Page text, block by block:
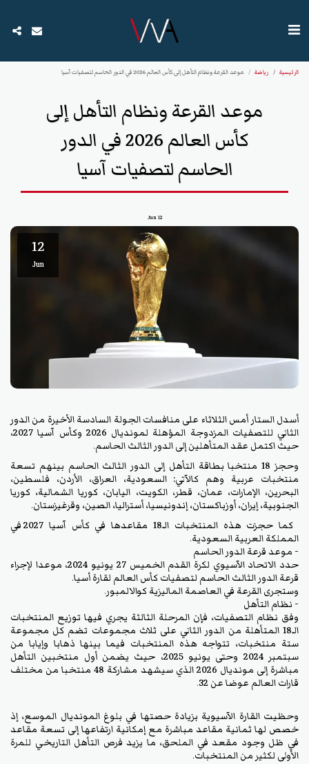
الرئيسية رياضة موعد القرعة ونظام التأهل إلى كأس العالم 2026 في الدور الحاسم لتصفيات آسيا
موعد القرعة ونظام التأهل إلى
كأس العالم 2026 في الدور
الحاسم لتصفيات آسيا
12
Jun
12
Jun
أسدل الستار أمس الثلاثاء على منافسات الجولة السادسة الأخيرة من الدور
الثاني للتصفيات المزدوجة المؤهلة لمونديال 2026 وكأس آسيا 2027،
حيث اكتمل عقد المتأهلين إلى الدور الثالث الحاسم.
وحجز 18 منتخبا بطاقة التأهل إلى الدور الثالث الحاسم بينهم تسعة
منتخبات عربية وهم كالآتي: السعودية، العراق، الأردن، فلسطين،
البحرين، الإمارات، عمان، قطر، الكويت، اليابان، كوريا الشمالية، كوريا
الجنوبية، إيران، أوزباكستان، إندونيسيا، أستراليا، الصين، وقرغيزستان.
كما حجزت هذه المنتخبات الـ18 مقاعدها في كأس آسيا 2027 في
المملكة العربية السعودية.
- موعد قرعة الدور الحاسم
حدد الاتحاد الآسيوي لكرة القدم الخميس 27 يونيو 2024، موعدا لإجراء
قرعة الدور الثالث الحاسم لتصفيات كأس العالم لقارة أسيا.
وستجرى القرعة في العاصمة الماليزية كوالالمبور.
- نظام التأهل
وفق نظام التصفيات، فإن المرحلة الثالثة يجري فيها توزيع المنتخبات
الـ18 المتأهلة من الدور الثاني على ثلاث مجموعات تضم كل مجموعة
ستة منتخبات، تتواجه هذه المنتخبات فيما بينها ذهابا وإيابا من
سبتمبر 2024 وحتى يونيو 2025، حيث يضمن أول منتخبين التأهل
مباشرة إلى مونديال 2026 الذي سيشهد مشاركة 48 منتخبا من مختلف
قارات العالم عوضا عن 32.
وحظيت القارة الآسيوية بزيادة حصتها في بلوغ المونديال الموسع، إذ
خصص لها ثمانية مقاعد مباشرة مع إمكانية ارتفاعها إلى تسعة مقاعد
في ظل وجود مقعد في الملحق، ما يزيد فرص التأهل التاريخي للمرة
الأولى لكثير من المنتخبات.